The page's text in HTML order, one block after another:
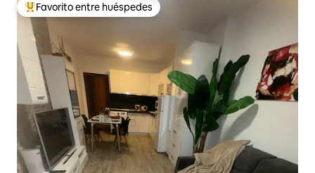
De los mejores en Favorito entre huéspedes
Favorito entre huéspedes